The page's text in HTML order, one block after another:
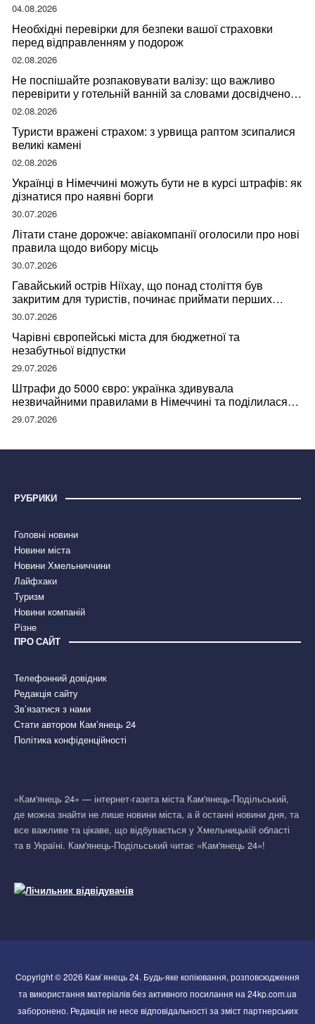
04.08.2026
Необхідні перевірки для безпеки вашої страховки
перед відправленням у подорож
02.08.2026
Не поспішайте розпаковувати валізу: що важливо
перевірити у готельній ванній за словами досвідченої
мандрівниці
02.08.2026
Туристи вражені страхом: з урвища раптом зсипалися
великі камені
02.08.2026
Українці в Німеччині можуть бути не в курсі штрафів: як
дізнатися про наявні борги
30.07.2026
Літати стане дорожче: авіакомпанії оголосили про нові
правила щодо вибору місць
30.07.2026
Гавайський острів Ніїхау, що понад століття був
закритим для туристів, починає приймати перших
відвідувачів
30.07.2026
Чарівні європейські міста для бюджетної та
незабутньої відпустки
29.07.2026
Штрафи до 5000 євро: українка здивувала
незвичайними правилами в Німеччині та поділилася
правдою
29.07.2026
РУБРИКИ
Головні новини
Новини міста
Новини Хмельниччини
Лайфхаки
Туризм
Новини компаній
Різне
ПРО САЙТ
Телефонний довідник
Редакція сайту
Зв’язатися з нами
Стати автором Кам’янець 24
Політика конфіденційності
«Кам'янець 24» — інтернет-газета міста Кам'янець-Подільський,
де можна знайти не лише новини міста, а й останні новини дня, та
все важливе та цікаве, що відбувається у Хмельницькій області
та в Україні. Кам'янець-Подільський читає «Кам'янець 24»!
Copyright © 2026 Кам`янець 24. Будь-яке копіювання, розповсюдження
та використання матеріалів без активного посилання на 24kp.com.ua
заборонено. Редакція не несе відповідальності за зміст партнерських